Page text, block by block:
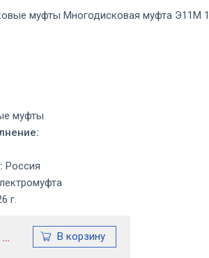
муфты Многодисковая муфта Э11М
муфты
Россия
г.
уточняйте цену по телефону